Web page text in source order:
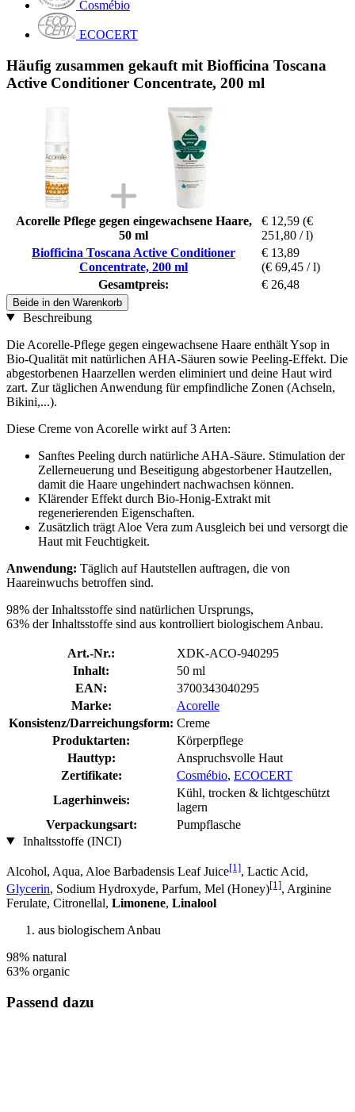
Cosmébio
ECOCERT
Häufig zusammen gekauft mit Biofficina Toscana
Active Conditioner Concentrate, 200 ml
Acorelle Pflege gegen eingewachsene Haare,
50 ml
€ 12,59 (€
251,80 / l)
Biofficina Toscana Active Conditioner
Concentrate, 200 ml
€ 13,89
(€ 69,45 / l)
Gesamtpreis:
€ 26,48
Beide in den Warenkorb
Beschreibung
Die Acorelle-Pflege gegen eingewachsene Haare enthält Ysop in
Bio-Qualität mit natürlichen AHA-Säuren sowie Peeling-Effekt. Die
abgestorbenen Haarzellen werden eliminiert und deine Haut wird
zart. Zur täglichen Anwendung für empfindliche Zonen (Achseln,
Bikini,...).
Diese Creme von Acorelle wirkt auf 3 Arten:
Sanftes Peeling durch natürliche AHA-Säure. Stimulation der
Zellerneuerung und Beseitigung abgestorbener Hautzellen,
damit die Haare ungehindert nachwachsen können.
Klärender Effekt durch Bio-Honig-Extrakt mit
regenerierenden Eigenschaften.
Zusätzlich trägt Aloe Vera zum Ausgleich bei und versorgt die
Haut mit Feuchtigkeit.
Anwendung: Täglich auf Hautstellen auftragen, die von
Haareinwuchs betroffen sind.
98% der Inhaltsstoffe sind natürlichen Ursprungs,
63% der Inhaltsstoffe sind aus kontrolliert biologischem Anbau.
Art.-Nr.:
XDK-ACO-940295
Inhalt:
50 ml
EAN:
3700343040295
Marke:
Acorelle
Konsistenz/Darreichungsform: Creme
Produktarten:
Körperpflege
Hauttyp:
Anspruchsvolle Haut
Zertifikate:
Cosmébio, ECOCERT
Lagerhinweis:
Kühl, trocken & lichtgeschützt
lagern
Verpackungsart:
Pumpflasche
Inhaltsstoffe (INCI)
Alcohol, Aqua, Aloe Barbadensis Leaf Juice[1], Lactic Acid,
Glycerin, Sodium Hydroxyde, Parfum, Mel (Honey)[1], Arginine
Ferulate, Citronellal, Limonene, Linalool
aus biologischem Anbau
98% natural
63% organic
Passend dazu